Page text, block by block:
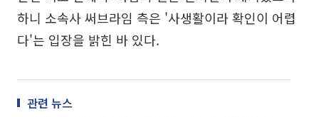
하니 소속사 써브라임 측은 '사생활이라 확인이 어렵
다'는 입장을 밝힌 바 있다.
관련 뉴스